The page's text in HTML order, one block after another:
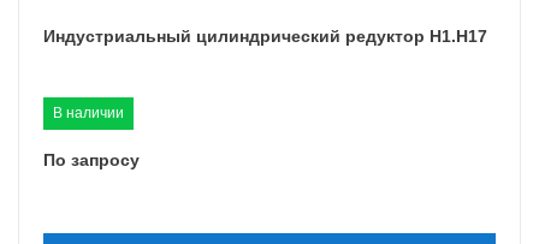
Индустриальный цилиндрический редуктор H1.H17
В наличии
По запросу